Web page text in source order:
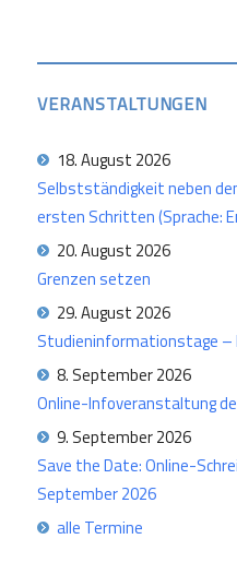
VERANSTALTUNGEN
18. August 2026
Selbstständigkeit neben
ersten Schritten (Sprache:
20. August 2026
Grenzen setzen
29. August 2026
Studieninformationstage –
8. September 2026
Online-Infoveranstaltung
9. September 2026
Save the Date: Online-
September 2026
alle Termine